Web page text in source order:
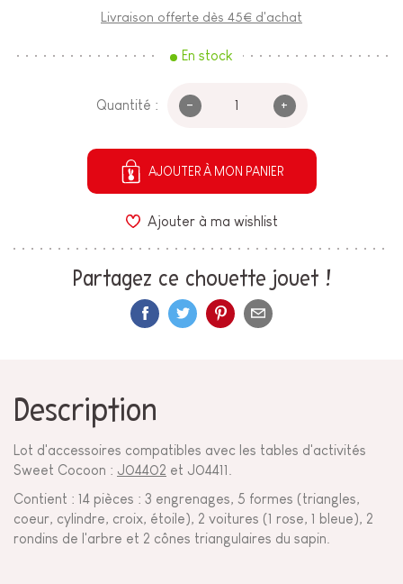
Livraison offerte dès 45€ d'achat
En stock
Quantité : - +
AJOUTER À MON PANIER
Ajouter à ma wishlist
Partagez ce chouette jouet !
Description
Lot d'accessoires compatibles avec les tables d'activités
Sweet Cocoon : J04402 et J04411.
Contient : 14 pièces : 3 engrenages, 5 formes (triangles,
coeur, cylindre, croix, étoile), 2 voitures (1 rose, 1 bleue), 2
rondins de l'arbre et 2 cônes triangulaires du sapin.